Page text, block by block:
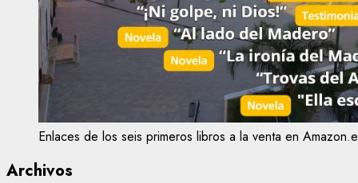
Enlaces de los seis primeros libros a la venta en
Archivos